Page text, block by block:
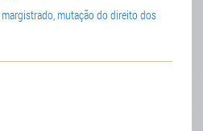
margistrado, mutação do direito dos